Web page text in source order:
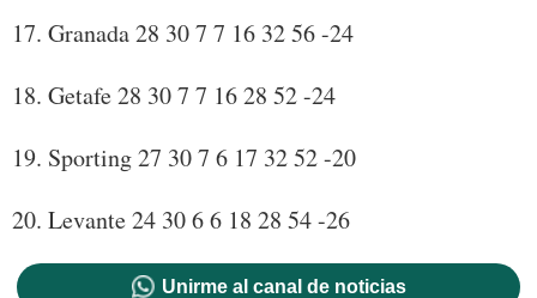
17. Granada 28 30 7 7 16 32 56 -24
18. Getafe 28 30 7 7 16 28 52 -24
19. Sporting 27 30 7 6 17 32 52 -20
20. Levante 24 30 6 6 18 28 54 -26
Unirme al canal de noticias